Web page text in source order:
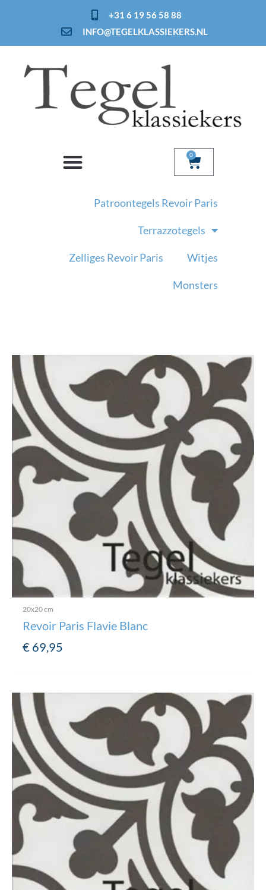
+31 6 19 56 58 88
INFO@TEGELKLASSIEKERS.NL
0
Patroontegels Revoir Paris
Terrazzotegels
Zelliges Revoir Paris Witjes
Monsters
20x20 cm
Revoir Paris Flavie Blanc
€ 69,95